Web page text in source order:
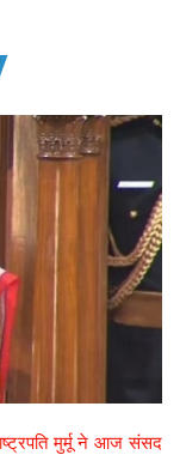
मुर्मू ने आज संसद